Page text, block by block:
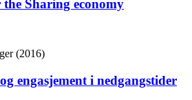
the Sharing economy
(2016)
engasjement i nedgangstider